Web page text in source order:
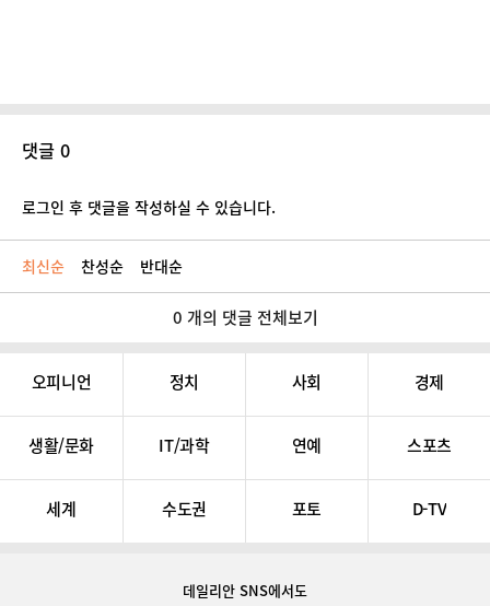
댓글 0
로그인 후 댓글을 작성하실 수 있습니다.
최신순 찬성순 반대순
0 개의 댓글 전체보기
오피니언 정치 사회 경제
생활/문화 IT/과학 연예 스포츠
세계 수도권 포토 D-TV
데일리안 SNS에서도